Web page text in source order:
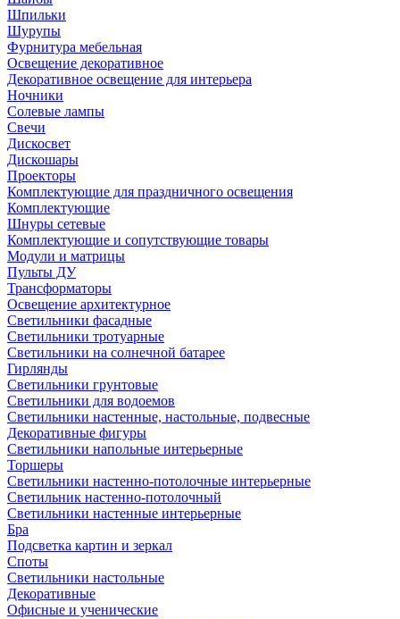
Шпильки
Шурупы
Фурнитура мебельная
Освещение декоративное
Декоративное освещение для интерьера
Ночники
Солевые лампы
Свечи
Дискосвет
Дискошары
Проекторы
Комплектующие для праздничного освещения
Комплектующие
Шнуры сетевые
Комплектующие и сопутствующие товары
Модули и матрицы
Пульты ДУ
Трансформаторы
Освещение архитектурное
Светильники фасадные
Светильники тротуарные
Светильники на солнечной батарее
Гирлянды
Светильники грунтовые
Светильники для водоемов
Светильники настенные, настольные, подвесные
Декоративные фигуры
Светильники напольные интерьерные
Торшеры
Светильники настенно-потолочные интерьерные
Светильник настенно-потолочный
Светильники настенные интерьерные
Бра
Подсветка картин и зеркал
Споты
Светильники настольные
Декоративные
Офисные и ученические